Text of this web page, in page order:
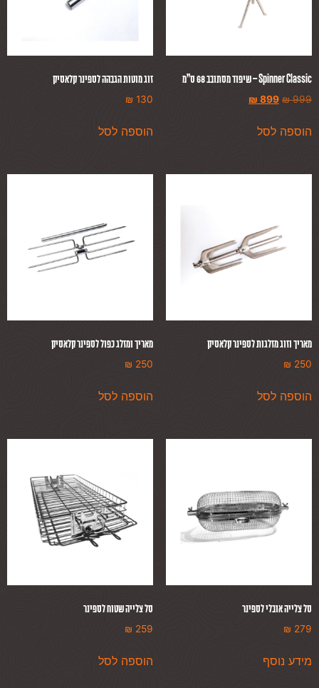
Spinner Classic – שיפוד מסתובב 68 ס”מ
₪999
₪ 899
הוספה לסל
זוג מוטות הגבהה לספינר קלאסיק
₪ 130
הוספה לסל
מאריך וזוג מזלגות לספינר קלאסיק
₪ 250
הוספה לסל
מאריך ומזלג כפול לספינר קלאסיק
₪ 250
הוספה לסל
סל צלייה אובלי לספינר
₪ 279
מידע נוסף
סל צלייה שטוח לספינר
₪ 259
הוספה לסל